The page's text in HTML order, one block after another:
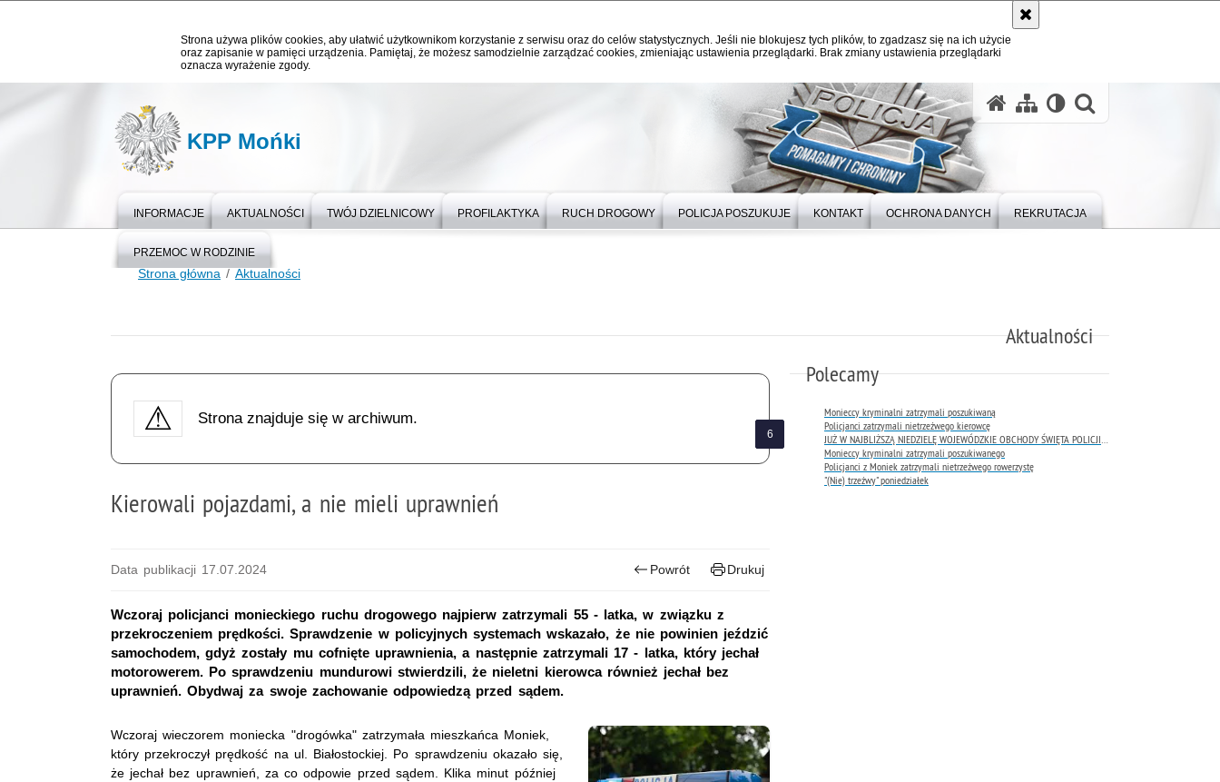
Strona używa plików cookies, aby ułatwić użytkownikom korzystanie z serwisu oraz do celów statystycznych. Jeśli nie blokujesz tych plików, to zgadzasz się na ich użycie
oraz zapisanie w pamięci urządzenia. Pamiętaj, że możesz samodzielnie zarządzać cookies, zmieniając ustawienia przeglądarki. Brak zmiany ustawienia przeglądarki
oznacza wyrażenie zgody.
KPP Mońki
INFORMACJE AKTUALNOŚCI TWÓJ DZIELNICOWY PROFILAKTYKA RUCH DROGOWY POLICJA POSZUKUJE KONTAKT OCHRONA DANYCH REKRUTACJA
PRZEMOC W RODZINIE
Strona główna Aktualności
Aktualności
Strona znajduje się w archiwum.
Kierowali pojazdami, a nie mieli uprawnień
Data publikacji 17.07.2024 Powrót Drukuj
Wczoraj policjanci monieckiego ruchu drogowego najpierw zatrzymali 55 - latka, w związku z
przekroczeniem prędkości. Sprawdzenie w policyjnych systemach wskazało, że nie powinien jeździć
samochodem, gdyż zostały mu cofnięte uprawnienia, a następnie zatrzymali 17 - latka, który jechał
motorowerem. Po sprawdzeniu mundurowi stwierdzili, że nieletni kierowca również jechał bez
uprawnień. Obydwaj za swoje zachowanie odpowiedzą przed sądem.
Wczoraj wieczorem moniecka "drogówka" zatrzymała mieszkańca Moniek,
który przekroczył prędkość na ul. Białostockiej. Po sprawdzeniu okazało się,
że jechał bez uprawnień, za co odpowie przed sądem. Klika minut później
Polecamy
Monieccy kryminalni zatrzymali poszukiwaną
Policjanci zatrzymali nietrzeźwego kierowcę
JUŻ W NAJBLIŻSZĄ NIEDZIELĘ WOJEWÓDZKIE OBCHODY ŚWIĘTA POLICJI 2026
Monieccy kryminalni zatrzymali poszukiwanego
Policjanci z Moniek zatrzymali nietrzeźwego rowerzystę
"(Nie) trzeźwy" poniedziałek